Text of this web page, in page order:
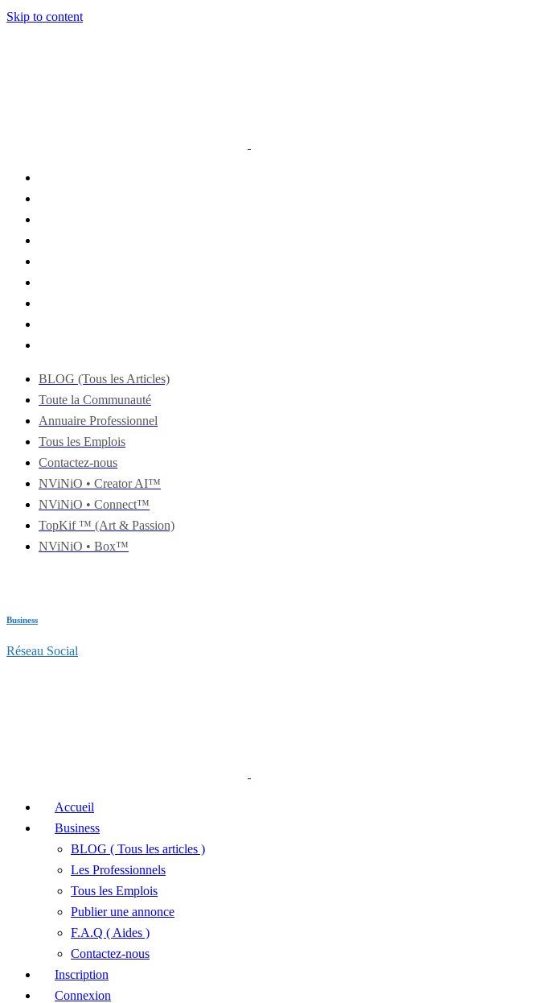
Skip to content
BLOG (Tous les Articles)
Toute la Communauté
Annuaire Professionnel
Tous les Emplois
Contactez-nous
NViNiO • Creator AI™
NViNiO • Connect™
TopKif ™ (Art & Passion)
NViNiO • Box™
Business
Réseau Social
Accueil
Business
BLOG ( Tous les articles )
Les Professionnels
Tous les Emplois
Publier une annonce
F.A.Q ( Aides )
Contactez-nous
Inscription
Connexion